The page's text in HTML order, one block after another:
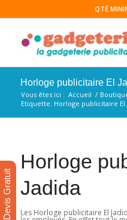
QTÉ
Horloge publicitaire El
Vous êtes ici : Accueil /
Etiquette: Horloge publicitaire El
Horloge
Jadida
Les Horloge publicitaire El
Devis Gratuit